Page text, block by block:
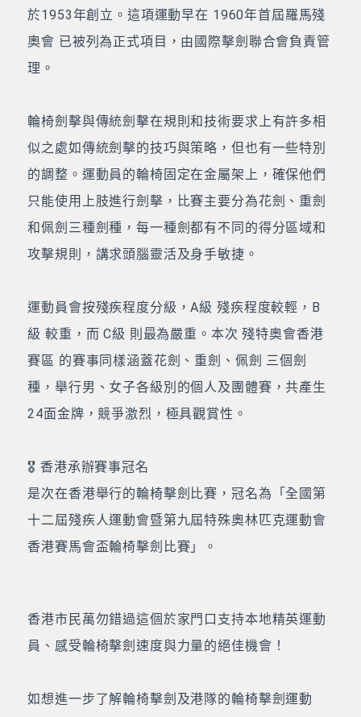
於1953年創立。這項運動早在 1960年首屆羅馬殘
奧會 已被列為正式項目，由國際擊劍聯合會負責管
理。
輪椅劍擊與傳統劍擊在規則和技術要求上有許多相
似之處如傳統劍擊的技巧與策略，但也有一些特別
的調整。運動員的輪椅固定在金屬架上，確保他們
只能使用上肢進行劍擊，比賽主要分為花劍、重劍
和佩劍三種劍種，每一種劍都有不同的得分區域和
攻擊規則，講求頭腦靈活及身手敏捷。
運動員會按殘疾程度分級，A級 殘疾程度較輕，B
級 較重，而 C級 則最為嚴重。本次 殘特奧會香港
賽區 的賽事同樣涵蓋花劍、重劍、佩劍 三個劍
種，舉行男、女子各級別的個人及團體賽，共產生
24面金牌，競爭激烈，極具觀賞性。
🎖️ 香港承辦賽事冠名
是次在香港舉行的輪椅擊劍比賽，冠名為「全國第
十二屆殘疾人運動會暨第九屆特殊奧林匹克運動會
香港賽馬會盃輪椅擊劍比賽」。
香港市民萬勿錯過這個於家門口支持本地精英運動
員、感受輪椅擊劍速度與力量的絕佳機會！
如想進一步了解輪椅擊劍及港隊的輪椅擊劍運動